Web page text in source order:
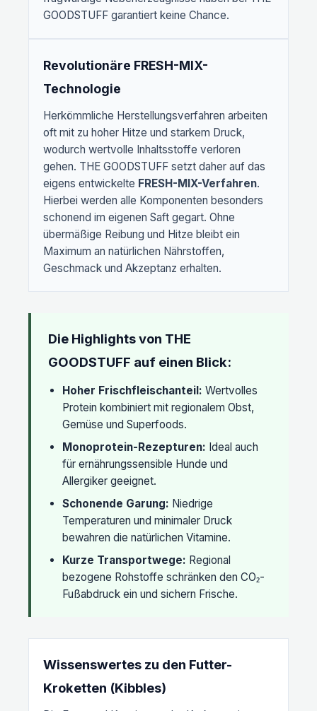
GOODSTUFF garantiert keine Chance.
Revolutionäre FRESH-MIX-
Technologie
Herkömmliche Herstellungsverfahren arbeiten
oft mit zu hoher Hitze und starkem Druck,
wodurch wertvolle Inhaltsstoffe verloren
gehen. THE GOODSTUFF setzt daher auf das
eigens entwickelte FRESH-MIX-Verfahren.
Hierbei werden alle Komponenten besonders
schonend im eigenen Saft gegart. Ohne
übermäßige Reibung und Hitze bleibt ein
Maximum an natürlichen Nährstoffen,
Geschmack und Akzeptanz erhalten.
Die Highlights von THE
GOODSTUFF auf einen Blick:
Hoher Frischfleischanteil: Wertvolles
Protein kombiniert mit regionalem Obst,
Gemüse und Superfoods.
Monoprotein-Rezepturen: Ideal auch
für ernährungssensible Hunde und
Allergiker geeignet.
Schonende Garung: Niedrige
Temperaturen und minimaler Druck
bewahren die natürlichen Vitamine.
Kurze Transportwege: Regional
bezogene Rohstoffe schränken den CO₂-
Fußabdruck ein und sichern Frische.
Wissenswertes zu den Futter-
Kroketten (Kibbles)